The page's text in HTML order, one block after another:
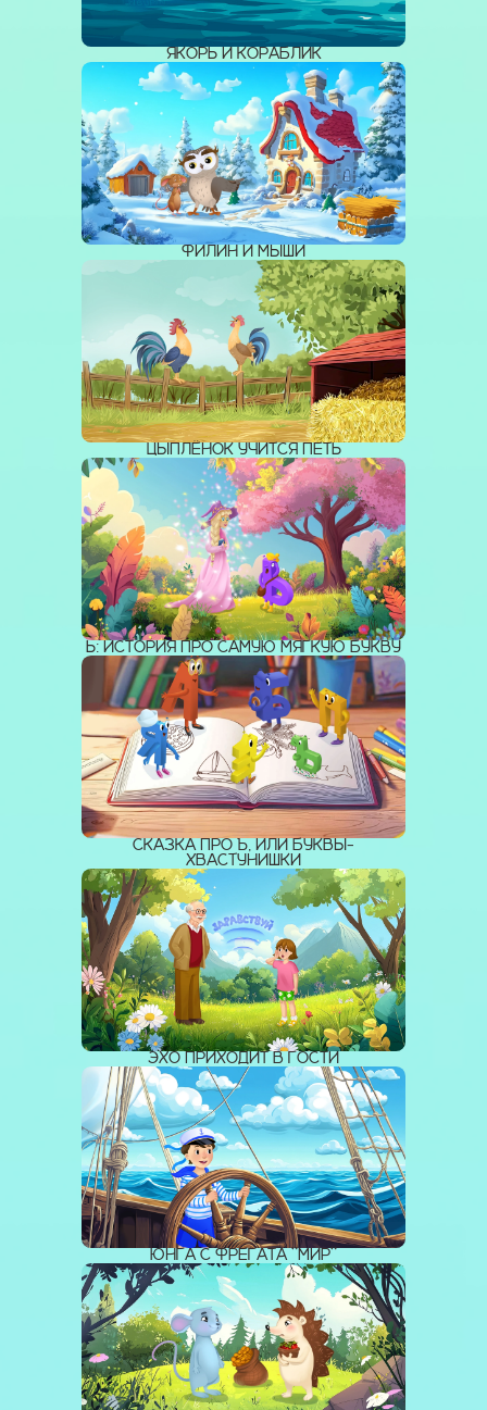
ЯКОРЬ И КОРАБЛИК
ФИЛИН И МЫШИ
ЦЫПЛЁНОК УЧИТСЯ ПЕТЬ
Ь: ИСТОРИЯ ПРО САМУЮ МЯГКУЮ БУКВУ
СКАЗКА ПРО Ъ, ИЛИ БУКВЫ-
ХВАСТУНИШКИ
ЭХО ПРИХОДИТ В ГОСТИ
ЮНГА С ФРЕГАТА "МИР"